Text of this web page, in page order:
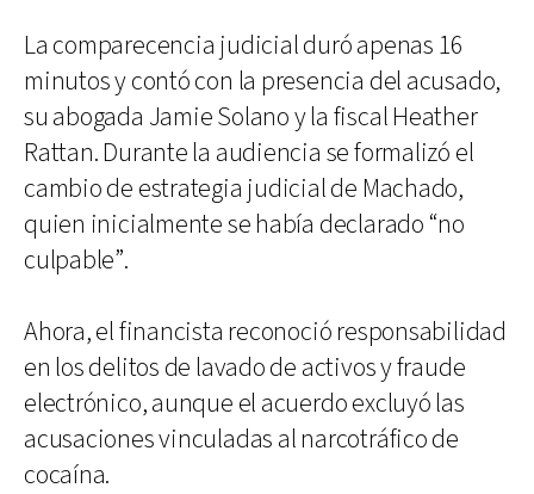
La comparecencia judicial duró apenas 16
minutos y contó con la presencia del acusado,
su abogada Jamie Solano y la fiscal Heather
Rattan. Durante la audiencia se formalizó el
cambio de estrategia judicial de Machado,
quien inicialmente se había declarado “no
culpable”.
Ahora, el financista reconoció responsabilidad
en los delitos de lavado de activos y fraude
electrónico, aunque el acuerdo excluyó las
acusaciones vinculadas al narcotráfico de
cocaína.